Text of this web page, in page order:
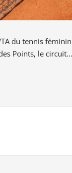
du tennis
Points, le circuit...